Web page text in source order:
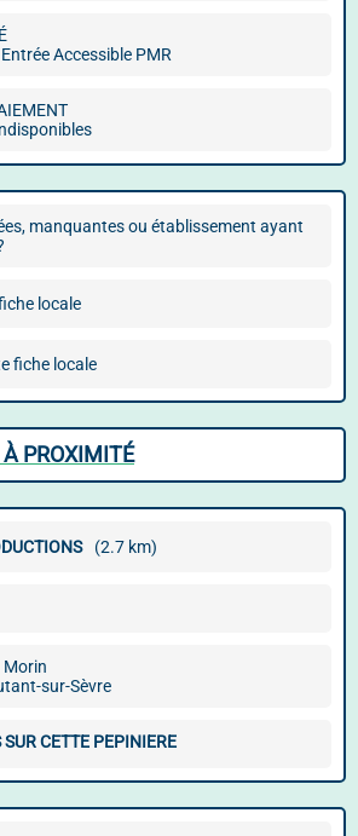
Accessible PMR
manquantes ou établissement ayant
locale
fiche locale
PROXIMITÉ
(2.7 km)
Morin
sur-Sèvre
CETTE PEPINIERE